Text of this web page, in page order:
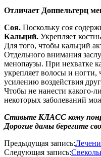
Отличает Доппельгерц
Соя. Поскольку соя
Кальций. Укрепляет
Для того, чтобы кальций
Отдельного внимания
менопаузы. При нехватке
укрепляет волосы и
усилению воздействия
Чтобы не нанести какого-
некоторых заболеваний
Ставьте КЛАСС кому
Дорогие дамы берегите
2020-
05-
Предыдущая запись:
Следующая запись: